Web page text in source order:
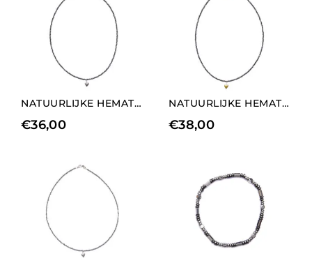
NATUURLIJKE HEMATIET KETTING MET MEDIUM HART BEDELS ELEMENT
€36,00
NATUURLIJKE HEMATIET KETTING MET KORTE HART BEDELS ELEMENT
€38,00